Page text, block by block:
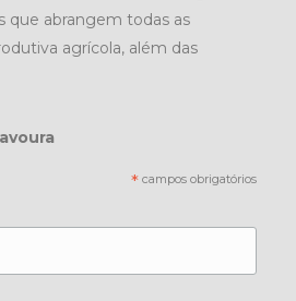
que abrangem todas as
agrícola, além das
* campos obrigatórios